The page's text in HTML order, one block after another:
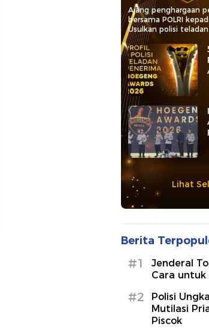
Ajang penghargaan
bersama POLRI
Usulkan polisi
Lihat
Berita
#1
Jenderal
Cara untuk
#2
Polisi
Mutilasi
Piscok